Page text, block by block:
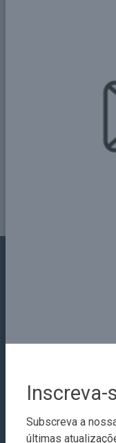
Share
Inscreva-
Subscreva a
últimas
+255 769 523
Email